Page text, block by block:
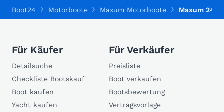
Boot24 Motorboote Maxum Motorboote Maxum 2400
Für Käufer
Detailsuche
Checkliste Bootskauf
Boot kaufen
Yacht kaufen
Für Verkäufer
Preisliste
Boot verkaufen
Bootsbewertung
Vertragsvorlage